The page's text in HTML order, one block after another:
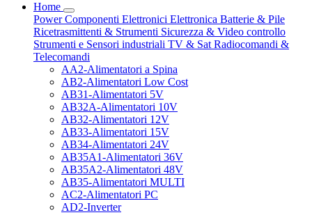
Home
PowerComponenti Elettronici Elettronica Batterie & Pile
Ricetrasmittenti & Strumenti Sicurezza & Video controllo
Strumenti e Sensori industriali TV & Sat Radiocomandi &
Telecomandi
AA2-Alimentatori a Spina
AB2-Alimentatori Low Cost
AB31-Alimentatori 5V
AB32A-Alimentatori 10V
AB32-Alimentatori 12V
AB33-Alimentatori 15V
AB34-Alimentatori 24V
AB35A1-Alimentatori 36V
AB35A2-Alimentatori 48V
AB35-Alimentatori MULTI
AC2-Alimentatori PC
AD2-Inverter